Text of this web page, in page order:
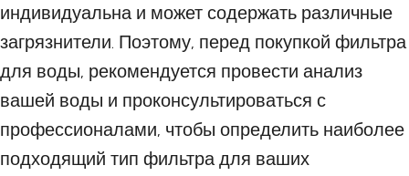
индивидуальна и может содержать различные
загрязнители. Поэтому, перед покупкой фильтра
для воды, рекомендуется провести анализ
вашей воды и проконсультироваться с
профессионалами, чтобы определить наиболее
подходящий тип фильтра для ваших